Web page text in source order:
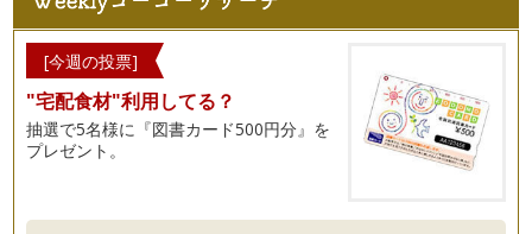
える時期ですね。贈り物をスマートに…
入園・入学準備をいたしましょう 「旬をとりいれたフォーマ
ルマナー」
洋装、和装などの種類。時間帯による服装・・・フォーマルな
服装マナーとは、その場に合うように…
ますか？ お子様が入園、入…
[今週の投票]
"宅配食材"利用してる？
抽選で5名様に『図書カード500円分』を
プレゼント。